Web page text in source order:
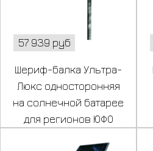
57 939 руб
Шериф-балка Ультра-
Люкс односторонняя
на солнечной батарее
для регионов ЮФО